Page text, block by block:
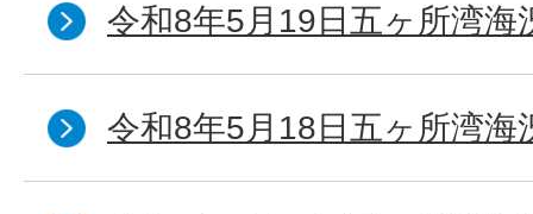
令和8年5月19日五ヶ所湾海
令和8年5月18日五ヶ所湾海